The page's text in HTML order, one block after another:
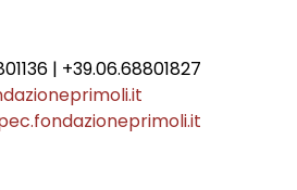
| +39.06.68801827